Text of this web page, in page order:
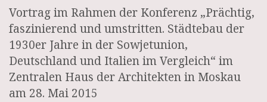
Vortrag im Rahmen der Konferenz „Prächtig,
faszinierend und umstritten. Städtebau der
1930er Jahre in der Sowjetunion,
Deutschland und Italien im Vergleich“ im
Zentralen Haus der Architekten in Moskau
am 28. Mai 2015